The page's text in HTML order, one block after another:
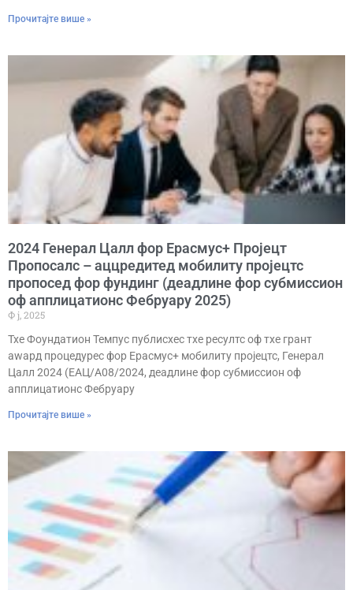
Прочитајте више »
2024 Генерал Цалл фор Ерасмус+ Пројецт
Пропосалс – аццредитед мобилитy пројецтс
пропосед фор фундинг (деадлине фор субмиссион
оф апплицатионс Фебруарy 2025)
Ф ј, 2025
Тхе Фоундатион Темпус публисхес тхе ресултс оф тхе грант
аwард процедурес фор Ерасмус+ мобилитy пројецтс, Генерал
Цалл 2024 (ЕАЦ/А08/2024, деадлине фор субмиссион оф
апплицатионс Фебруарy
Прочитајте више »